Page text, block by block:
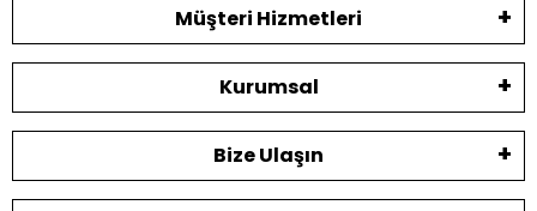
Müşteri Hizmetleri
Kurumsal
Bize Ulaşın